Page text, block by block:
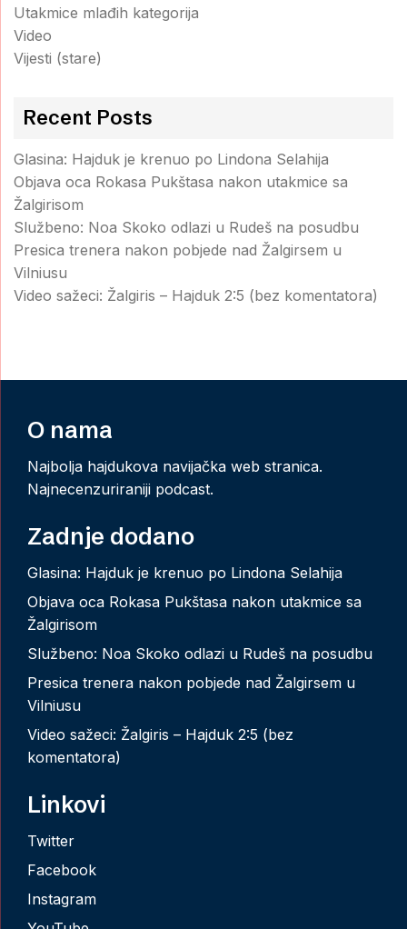
Utakmice mlađih kategorija
Video
Vijesti (stare)
Recent Posts
Glasina: Hajduk je krenuo po Lindona Selahija
Objava oca Rokasa Pukštasa nakon utakmice sa
Žalgirisom
Službeno: Noa Skoko odlazi u Rudeš na posudbu
Presica trenera nakon pobjede nad Žalgirsem u
Vilniusu
Video sažeci: Žalgiris – Hajduk 2:5 (bez komentatora)
O nama
Najbolja hajdukova navijačka web stranica.
Najnecenzuriraniji podcast.
Zadnje dodano
Glasina: Hajduk je krenuo po Lindona Selahija
Objava oca Rokasa Pukštasa nakon utakmice sa
Žalgirisom
Službeno: Noa Skoko odlazi u Rudeš na posudbu
Presica trenera nakon pobjede nad Žalgirsem u
Vilniusu
Video sažeci: Žalgiris – Hajduk 2:5 (bez
komentatora)
Linkovi
Twitter
Facebook
Instagram